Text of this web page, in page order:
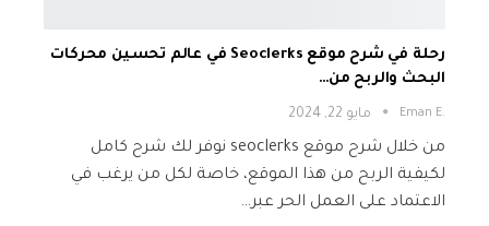
رحلة في شرح موقع Seoclerks في عالم تحسين محركات
البحث والربح من…
.Eman E مايو 22, 2024
من خلال شرح موقع seoclerks نوفر لك شرح كامل
لكيفية الربح من هذا الموقع، خاصة لكل من يرغب في
الاعتماد على العمل الحر عبر…